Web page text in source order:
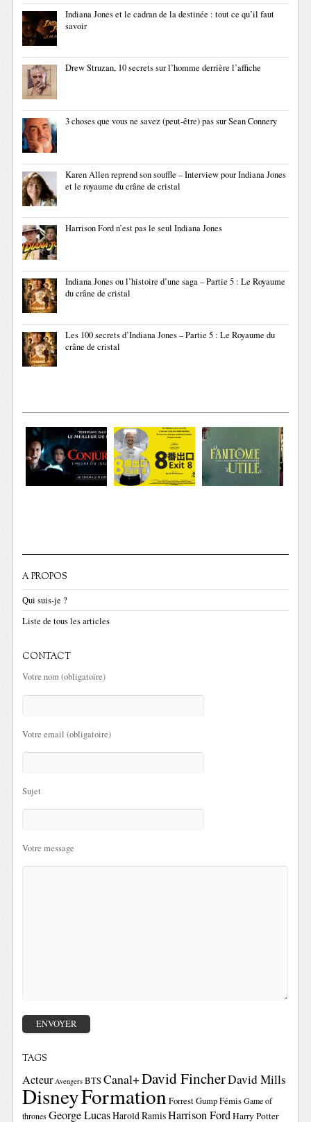
Indiana Jones et le cadran de la destinée : tout ce qu’il faut
savoir
Drew Struzan, 10 secrets sur l’homme derrière l’affiche
3 choses que vous ne savez (peut-être) pas sur Sean Connery
Karen Allen reprend son souffle – Interview pour Indiana Jones
et le royaume du crâne de cristal
Harrison Ford n’est pas le seul Indiana Jones
Indiana Jones ou l’histoire d’une saga – Partie 5 : Le Royaume
du crâne de cristal
Les 100 secrets d’Indiana Jones – Partie 5 : Le Royaume du
crâne de cristal
A PROPOS
Qui suis-je ?
Liste de tous les articles
CONTACT
Votre nom (obligatoire)
Votre email (obligatoire)
Sujet
Votre message
TAGS
Acteur Avengers BTSCanal+David FincherDavid Mills
DisneyFormationForrest GumpFémis Game of
thrones George LucasHarold RamisHarrison FordHarry Potter